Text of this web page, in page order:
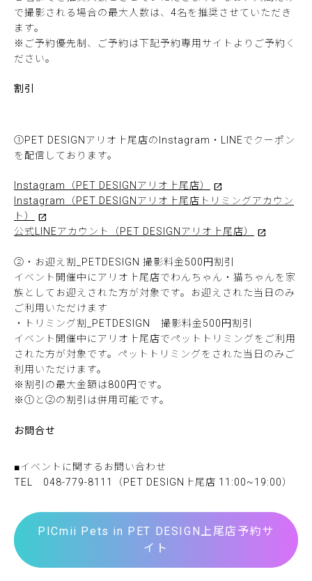
で撮影される場合の最大人数は、4名を推奨させていただき
ます。
※ご予約優先制、ご予約は下記予約専用サイトよりご予約く
ださい。
割引
①PET DESIGNアリオ上尾店のInstagram・LINEでクーポン
を配信しております。
Instagram（PET DESIGNアリオ上尾店）
Instagram（PET DESIGNアリオ上尾店トリミングアカウン
ト）
公式LINEアカウント（PET DESIGNアリオ上尾店）
②・お迎え割_PETDESIGN 撮影料金500円割引
イベント開催中にアリオ上尾店でわんちゃん・猫ちゃんを家
族としてお迎えされた方が対象です。お迎えされた当日のみ
ご利用いただけます
・トリミング割_PETDESIGN 撮影料金500円割引
イベント開催中にアリオ上尾店でペットトリミングをご利用
された方が対象です。ペットトリミングをされた当日のみご
利用いただけます。
※割引の最大金額は800円です。
※①と②の割引は併用可能です。
お問合せ
■イベントに関するお問い合わせ
TEL 048-779-8111（PET DESIGN上尾店 11:00~19:00）
PICmii Pets in PET DESIGN上尾店予約サ
イト